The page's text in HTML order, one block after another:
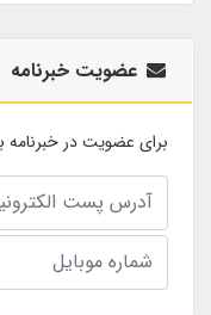
عضویت خبرنامه
برای عضویت در خبرنامه